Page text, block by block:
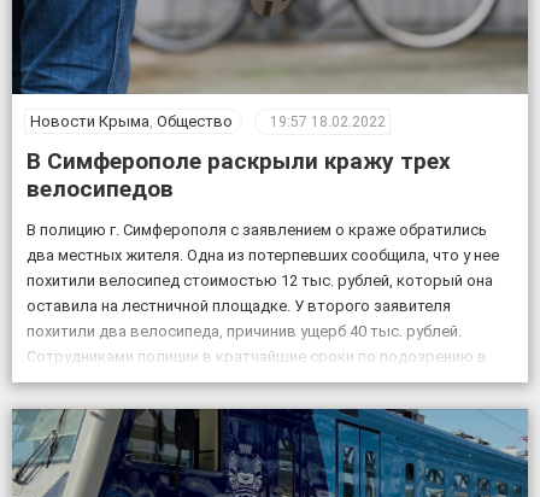
Новости Крыма, Общество 19:57 18.02.2022
В Симферополе раскрыли кражу трех
велосипедов
В полицию г. Симферополя с заявлением о краже обратились
два местных жителя. Одна из потерпевших сообщила, что у нее
похитили велосипед стоимостью 12 тыс. рублей, который она
оставила на лестничной площадке. У второго заявителя
похитили два велосипеда, причинив ущерб 40 тыс. рублей.
Сотрудниками полиции в кратчайшие сроки по подозрению в
совершении данных преступлений задержаны двое […]